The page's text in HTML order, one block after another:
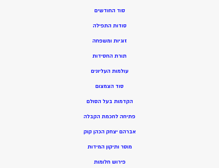
סוד החודשים
סודות התפילה
זוגיות ומשפחה
תורת החסידות
עולמות העליונים
סוד הצמצום
הקדמות בעל הסולם
פתיחה לחכמת הקבלה
אברהם יצחק הכהן קוק
מוסר ותיקון המידות
פירוש חלומות